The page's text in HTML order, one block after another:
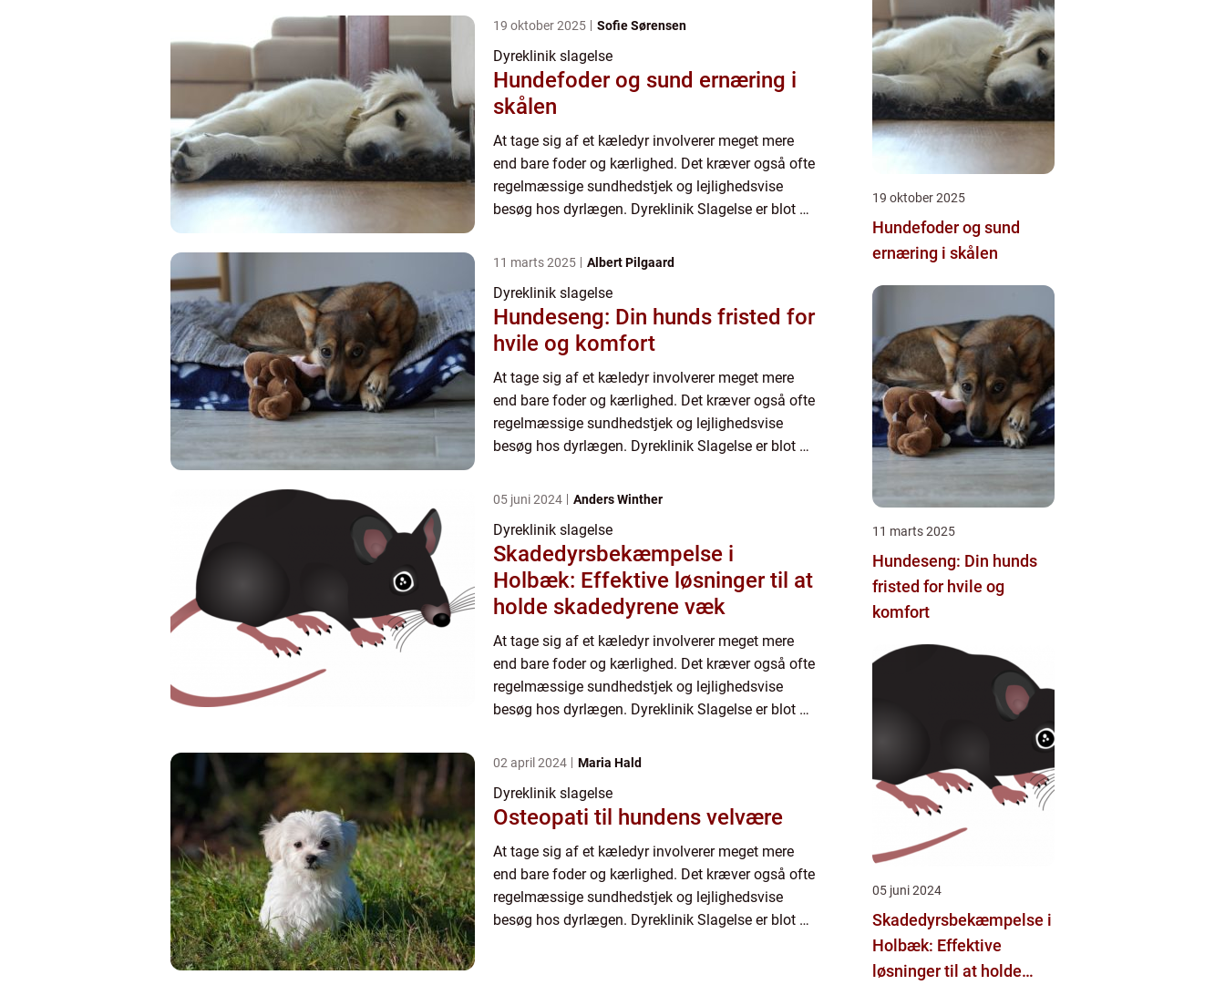
19 oktober 2025 Sofie Sørensen
Dyreklinik slagelse
Hundefoder og sund ernæring i
skålen
At tage sig af et kæledyr involverer meget mere
end bare foder og kærlighed. Det kræver også ofte
regelmæssige sundhedstjek og lejlighedsvise
besøg hos dyrlægen. Dyreklinik Slagelse er blot en
11 marts 2025 Albert Pilgaard
Dyreklinik slagelse
Hundeseng: Din hunds fristed for
hvile og komfort
At tage sig af et kæledyr involverer meget mere
end bare foder og kærlighed. Det kræver også ofte
regelmæssige sundhedstjek og lejlighedsvise
besøg hos dyrlægen. Dyreklinik Slagelse er blot en
05 juni 2024 Anders Winther
Dyreklinik slagelse
Skadedyrsbekæmpelse i
Holbæk: Effektive løsninger til at
holde skadedyrene væk
At tage sig af et kæledyr involverer meget mere
end bare foder og kærlighed. Det kræver også ofte
regelmæssige sundhedstjek og lejlighedsvise
besøg hos dyrlægen. Dyreklinik Slagelse er blot en
02 april 2024 Maria Hald
Dyreklinik slagelse
Osteopati til hundens velvære
At tage sig af et kæledyr involverer meget mere
end bare foder og kærlighed. Det kræver også ofte
regelmæssige sundhedstjek og lejlighedsvise
besøg hos dyrlægen. Dyreklinik Slagelse er blot en
19 oktober 2025
Hundefoder og sund
ernæring i skålen
11 marts 2025
Hundeseng: Din hunds
fristed for hvile og
komfort
05 juni 2024
Skadedyrsbekæmpelse i
Holbæk: Effektive
løsninger til at holde